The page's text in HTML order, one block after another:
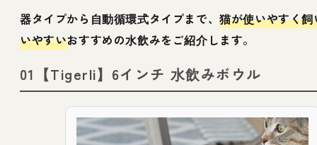
器タイプから自動循環式タイプまで、猫が使いやすく
いやすいおすすめの水飲みをご紹介します。
01【Tigerli】6インチ 水飲みボウル